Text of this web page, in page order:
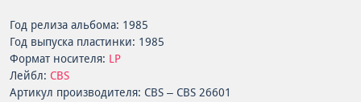
Год релиза альбома: 1985
Год выпуска пластинки: 1985
Формат носителя: LP
Лейбл: CBS
Артикул производителя: CBS – CBS 26601